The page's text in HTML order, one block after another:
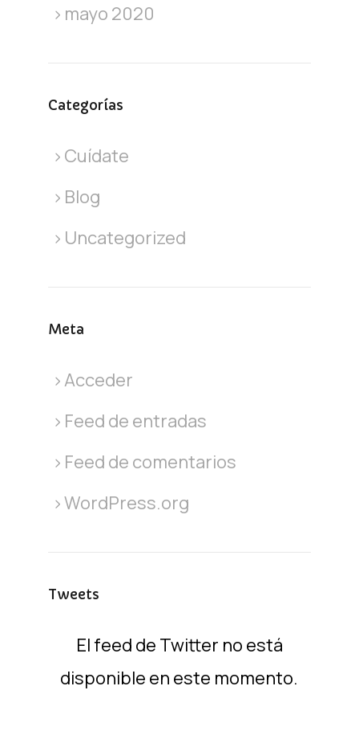
mayo 2020
Categorías
Cuídate
Blog
Uncategorized
Meta
Acceder
Feed de entradas
Feed de comentarios
WordPress.org
Tweets
El feed de Twitter no está
disponible en este momento.